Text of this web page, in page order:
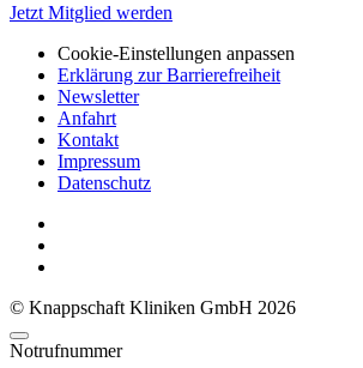
Jetzt Mitglied werden
Cookie-Einstellungen anpassen
Erklärung zur Barrierefreiheit
Newsletter
Anfahrt
Kontakt
Impressum
Datenschutz
© Knappschaft Kliniken GmbH 2026
Notrufnummer